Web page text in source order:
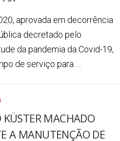
aprovada em decorrência
decretado pelo
da pandemia da Covid-19,
de serviço para …
KÜSTER MACHADO
A MANUTENÇÃO DE